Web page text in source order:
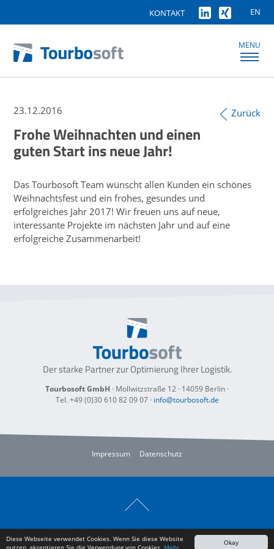
Okay
Diese Webseite verwendet Cookies. Wenn Sie diese Website
EN
KONTAKT
MENU
23.12.2016
Frohe Weihnachten und einen
guten Start ins neue Jahr!
Das Tourbosoft Team wünscht allen Kunden ein schönes
Weihnachtsfest und ein frohes, gesundes und
erfolgreiches Jahr 2017! Wir freuen uns auf neue,
interessante Projekte im nächsten Jahr und auf eine
erfolgreiche Zusammenarbeit!
Zurück
Der starke Partner zur OptimierungIhrer Logistik.
Tourbosoft GmbH · Mollwitzstraße 12 · 14059 Berlin ·
Tel. +49 (0)30 610 82 09 07· info@tourbosoft.de
Impressum Datenschutz